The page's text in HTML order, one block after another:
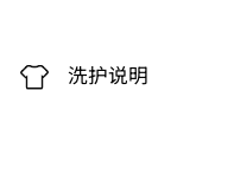
洗护说明